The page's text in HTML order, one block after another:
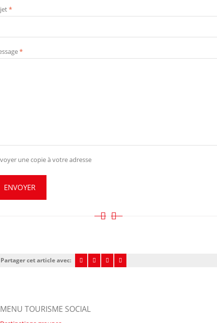
*
*
une copie à votre adresse
ENVOYER
Partager cet article avec:
MENU TOURISME SOCIAL